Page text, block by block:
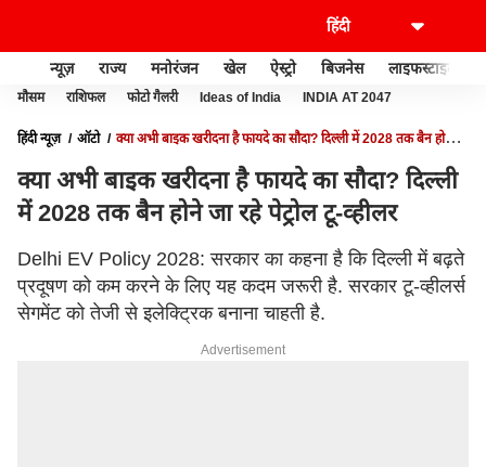
न्यूज़ राज्य मनोरंजन खेल ऐस्ट्रो बिजनेस लाइफस्टाइल
मौसम राशिफल फोटो गैलरी Ideas of India INDIA AT 2047
हिंदी न्यूज़ ऑटो
क्या अभी बाइक खरीदना है फायदे का सौदा? दिल्ली में 2028 तक बैन होने जा
क्या अभी बाइक खरीदना है फायदे का सौदा? दिल्ली
में 2028 तक बैन होने जा रहे पेट्रोल टू-व्हीलर
Delhi EV Policy 2028: सरकार का कहना है कि दिल्ली में बढ़ते
प्रदूषण को कम करने के लिए यह कदम जरूरी है. सरकार टू-व्हीलर्स
सेगमेंट को तेजी से इलेक्ट्रिक बनाना चाहती है.
Advertisement